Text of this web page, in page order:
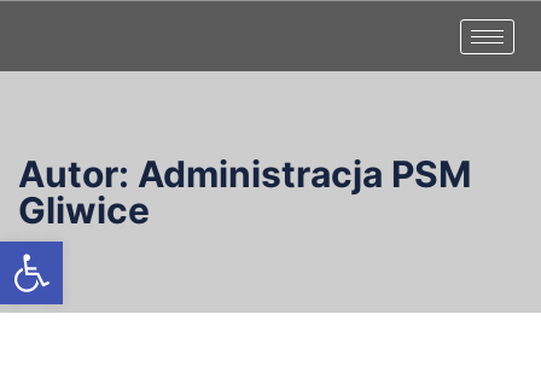
Otwórz pasek narzędzi
Autor: Administracja PSM
Gliwice